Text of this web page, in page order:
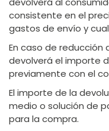
consistente en el
gastos de envío y
En caso de reducción
devolverá el importe
previamente con el
El importe de la
medio o solución de
para la compra.